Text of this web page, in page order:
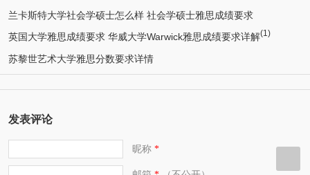
兰卡斯特大学社会学硕士怎么样 社会学硕士雅思成绩要求
英国大学雅思成绩要求 华威大学Warwick雅思成绩要求详解(1)
苏黎世艺术大学雅思分数要求详情
发表评论
昵称*